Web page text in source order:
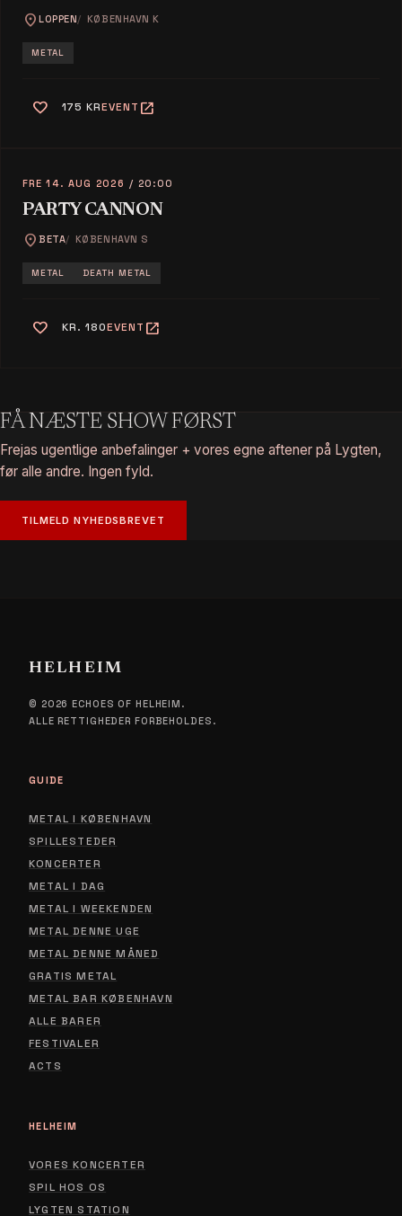
location_on LOPPEN KØBENHAVN K
METAL
favorite 175 KREVENT open_in_new
FRE 14. AUG 2026 / 20:00
PARTY CANNON
location_on BETA KØBENHAVN S
METAL DEATH METAL
favorite KR. 180EVENT open_in_new
FÅ NÆSTE SHOW FØRST
Frejas ugentlige anbefalinger + vores egne aftener på Lygten,
før alle andre. Ingen fyld.
TILMELD NYHEDSBREVET
HELHEIM
© 2026 ECHOES OF HELHEIM.
ALLE RETTIGHEDER FORBEHOLDES.
GUIDE
METAL I KØBENHAVN
SPILLESTEDER
KONCERTER
METAL I DAG
METAL I WEEKENDEN
METAL DENNE UGE
METAL DENNE MÅNED
GRATIS METAL
METAL BAR KØBENHAVN
ALLE BARER
FESTIVALER
ACTS
HELHEIM
VORES KONCERTER
SPIL HOS OS
LYGTEN STATION